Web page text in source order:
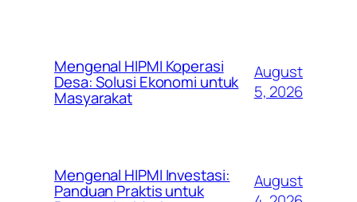
Mengenal HIPMI Koperasi
Desa: Solusi Ekonomi untuk
Masyarakat
August
5, 2026
Mengenal HIPMI Investasi:
Panduan Praktis untuk
August